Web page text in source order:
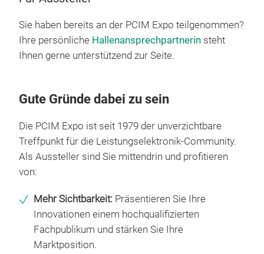
Sie haben bereits an der PCIM Expo teilgenommen?
Ihre persönliche Hallenansprechpartnerin steht
Ihnen gerne unterstützend zur Seite.
Gute Gründe dabei zu sein
Die PCIM Expo ist seit 1979 der unverzichtbare
Treffpunkt für die Leistungselektronik-Community.
Als Aussteller sind Sie mittendrin und profitieren
von:
Mehr Sichtbarkeit: Präsentieren Sie Ihre
Innovationen einem hochqualifizierten
Fachpublikum und stärken Sie Ihre
Marktposition.